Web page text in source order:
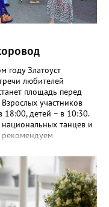
году Златоуст
любителей
площадь перед
участников
18:00, детей – в 10:30.
танцев и
рекомендуем
на той же площади, -
состоятся в
то в большом
и взрослых в этом
«Златоустовский